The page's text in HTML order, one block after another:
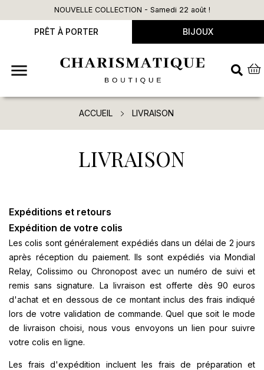
NOUVELLE COLLECTION - Samedi 22 août !
PRÊT À PORTER BIJOUX

ACCUEIL LIVRAISON
LIVRAISON
Expéditions et retours
Expédition de votre colis
Les colis sont généralement expédiés dans un délai de 2 jours
après réception du paiement. Ils sont expédiés via Mondial
Relay, Colissimo ou Chronopost avec un numéro de suivi et
remis sans signature. La livraison est offerte dès 90 euros
d'achat et en dessous de ce montant inclus des frais indiqué
lors de votre validation de commande. Quel que soit le mode
de livraison choisi, nous vous envoyons un lien pour suivre
votre colis en ligne.
Les frais d'expédition incluent les frais de préparation et